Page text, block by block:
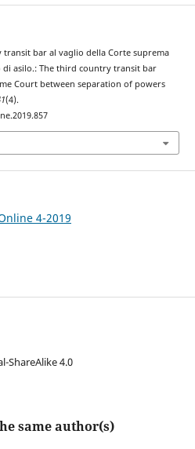
bar al vaglio della Corte suprema
asilo.: The third country transit bar
Court between separation of powers
(4).
4-2019
ShareAlike 4.0
same author(s)